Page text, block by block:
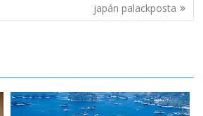
japán palackposta